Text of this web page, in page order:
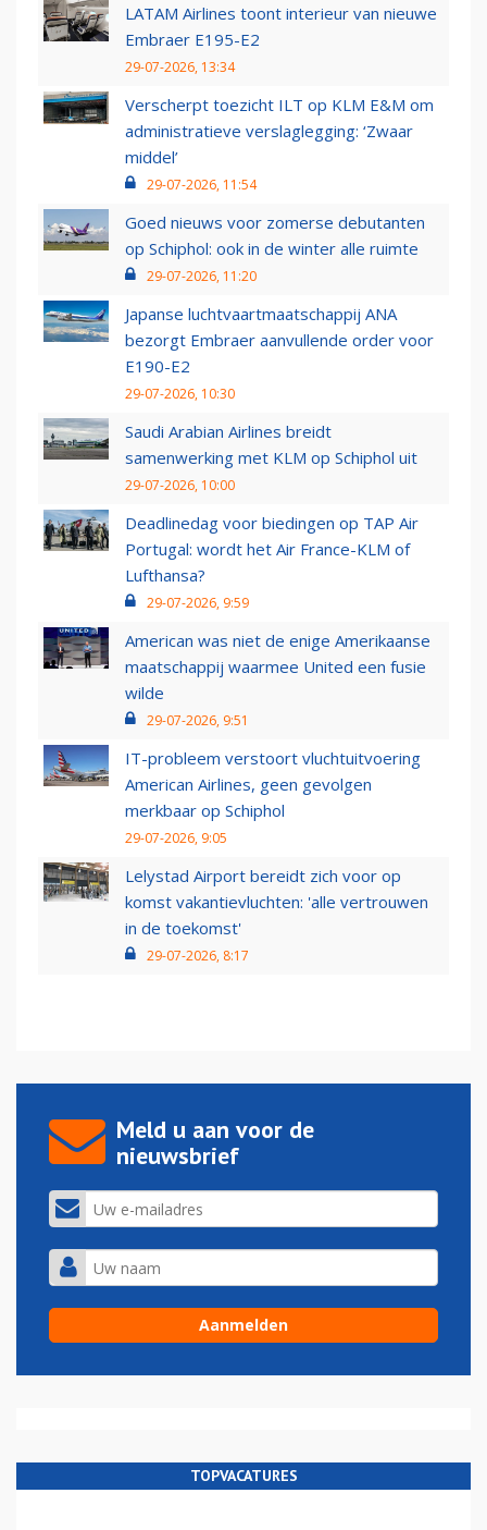
LATAM Airlines toont interieur van nieuwe
Embraer E195-E2
29-07-2026, 13:34
Verscherpt toezicht ILT op KLM E&M om
administratieve verslaglegging: ‘Zwaar
middel’
29-07-2026, 11:54
Goed nieuws voor zomerse debutanten
op Schiphol: ook in de winter alle ruimte
29-07-2026, 11:20
Japanse luchtvaartmaatschappij ANA
bezorgt Embraer aanvullende order voor
E190-E2
29-07-2026, 10:30
Saudi Arabian Airlines breidt
samenwerking met KLM op Schiphol uit
29-07-2026, 10:00
Deadlinedag voor biedingen op TAP Air
Portugal: wordt het Air France-KLM of
Lufthansa?
29-07-2026, 9:59
American was niet de enige Amerikaanse
maatschappij waarmee United een fusie
wilde
29-07-2026, 9:51
IT-probleem verstoort vluchtuitvoering
American Airlines, geen gevolgen
merkbaar op Schiphol
29-07-2026, 9:05
Lelystad Airport bereidt zich voor op
komst vakantievluchten: 'alle vertrouwen
in de toekomst'
29-07-2026, 8:17
Meld u aan voor de
nieuwsbrief
TOPVACATURES